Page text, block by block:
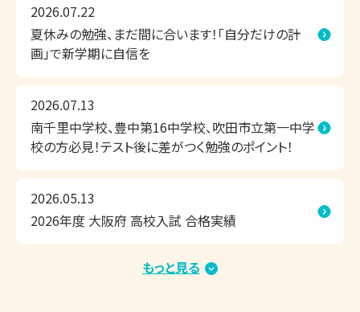
めたい」
「2学期の定期テストで高得点を取るために、夏休み中にしっ
が進んでない」
「志望校合格に向けて、今の勉強の進め方で大丈夫か不安。
相談したい」など
上記のご相談内容は一例です。
現在の学習状況や志望校・目標をもとに、お子さまにピッタ
気軽にお問い合わせください。
2026.07.22
夏休みの勉強、まだ間に合います！「自分だけの計
画」で新学期に自信を
2026.07.13
南千里中学校、豊中第16中学校、吹田市立第一中学
校の方必見！テスト後に差がつく勉強のポイント！​
2026.05.13
2026年度 大阪府 高校入試 合格実績
もっと見る